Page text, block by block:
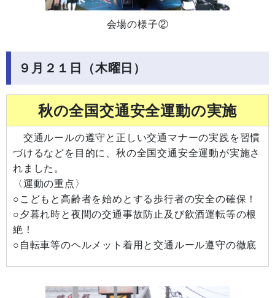
会場の様子②
９月２１日（木曜日）
秋の全国交通安全運動の実施
交通ルールの遵守と正しい交通マナーの実践を習慣
づけるなどを目的に、秋の全国交通安全運動が実施さ
れました。
〈運動の重点〉
○こどもと高齢者を始めとする歩行者の安全の確保！
○夕暮れ時と夜間の交通事故防止及び飲酒運転等の根
絶！
○自転車等のヘルメット着用と交通ルール遵守の徹底